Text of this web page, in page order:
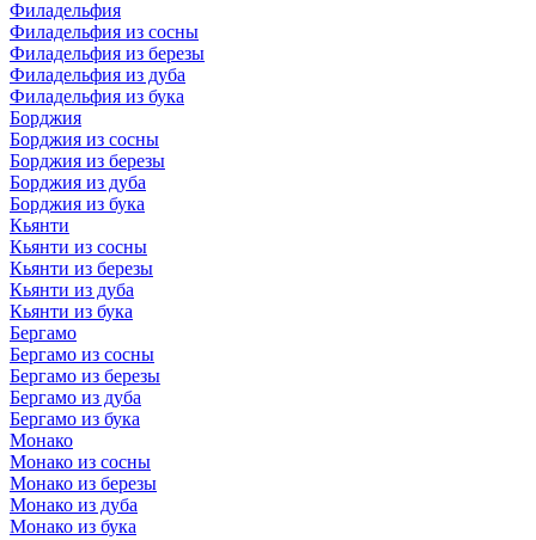
Филадельфия
Филадельфия из сосны
Филадельфия из березы
Филадельфия из дуба
Филадельфия из бука
Борджия
Борджия из сосны
Борджия из березы
Борджия из дуба
Борджия из бука
Кьянти
Кьянти из сосны
Кьянти из березы
Кьянти из дуба
Кьянти из бука
Бергамо
Бергамо из сосны
Бергамо из березы
Бергамо из дуба
Бергамо из бука
Монако
Монако из сосны
Монако из березы
Монако из дуба
Монако из бука